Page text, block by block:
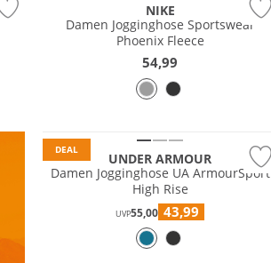
NIKE
Damen Jogginghose Sportswear
Phoenix Fleece
54,99
DEAL
UNDER ARMOUR
Damen Jogginghose UA ArmourSport
High Rise
UVP55,00 43,99